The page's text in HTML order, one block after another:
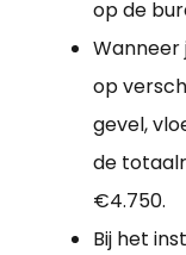
op de
Wanneer
op
gevel,
de
€4.750.
Bij het